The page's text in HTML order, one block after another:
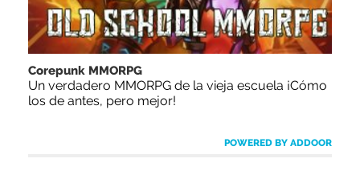
Corepunk MMORPG
Un verdadero MMORPG de la vieja escuela ¡Cómo
los de antes, pero mejor!
POWERED BY ADDOOR